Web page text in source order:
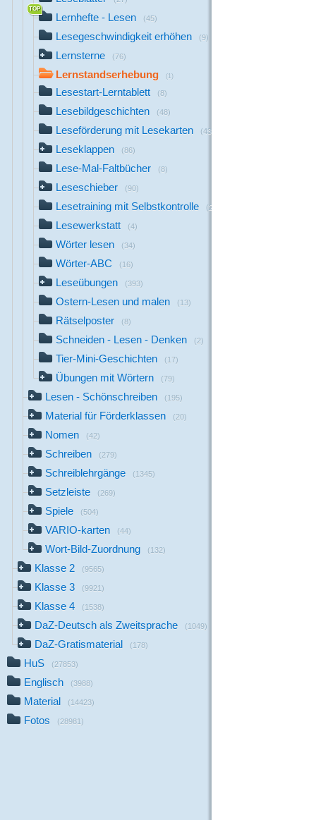
Lernhefte - Lesen (45)
Lesegeschwindigkeit erhöhen (9)
Lernsterne (76)
Lernstandserhebung (1)
Lesestart-Lerntablett (8)
Lesebildgeschichten (48)
Leseförderung mit Lesekarten (43)
Leseklappen (86)
Lese-Mal-Faltbücher (8)
Leseschieber (90)
Lesetraining mit Selbstkontrolle (21)
Lesewerkstatt (4)
Wörter lesen (34)
Wörter-ABC (16)
Leseübungen (393)
Ostern-Lesen und malen (13)
Rätselposter (8)
Schneiden - Lesen - Denken (2)
Tier-Mini-Geschichten (17)
Übungen mit Wörtern (79)
Lesen - Schönschreiben (195)
Material für Förderklassen (20)
Nomen (42)
Schreiben (279)
Schreiblehrgänge (1345)
Setzleiste (269)
Spiele (504)
VARIO-karten (44)
Wort-Bild-Zuordnung (132)
Klasse 2 (9565)
Klasse 3 (9921)
Klasse 4 (1538)
DaZ-Deutsch als Zweitsprache (1049)
DaZ-Gratismaterial (178)
HuS (27853)
Englisch (3988)
Material (14423)
Fotos (28981)